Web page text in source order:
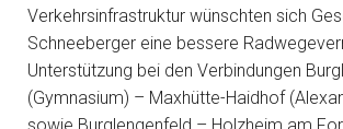
Verkehrsinfrastruktur wünschten sich
Schneeberger eine bessere
Unterstützung bei den Verbindungen
(Gymnasium) – Maxhütte-Haidhof